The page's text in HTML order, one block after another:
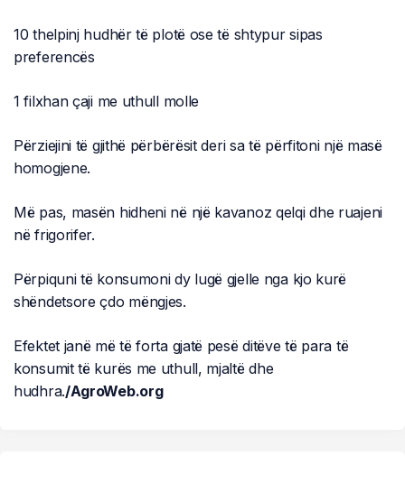
10 thelpinj hudhër të plotë ose të shtypur sipas
preferencës
1 filxhan çaji me uthull molle
Përziejini të gjithë përbërësit deri sa të përfitoni një masë
homogjene.
Më pas, masën hidheni në një kavanoz qelqi dhe ruajeni
në frigorifer.
Përpiquni të konsumoni dy lugë gjelle nga kjo kurë
shëndetsore çdo mëngjes.
Efektet janë më të forta gjatë pesë ditëve të para të
konsumit të kurës me uthull, mjaltë dhe
hudhra./AgroWeb.org